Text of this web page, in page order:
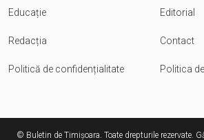
Educație Editorial
Redacția Contact
Politică de confidențialitate Politica
© Buletin de Timișoara. Toate drepturile rezervate.